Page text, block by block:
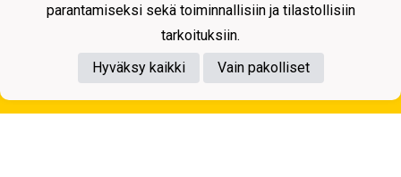
Tietosuojaseloste
parantamiseksi sekä toiminnallisiin ja tilastollisiin
tarkoituksiin.
Hyväksy kaikki
Vain pakolliset